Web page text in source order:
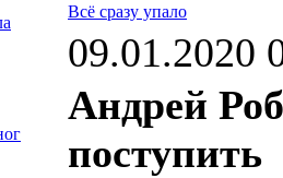
Всё сразу упало
09.01.2020
Андрей
поступить